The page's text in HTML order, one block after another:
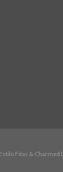
Fitas & Charmed